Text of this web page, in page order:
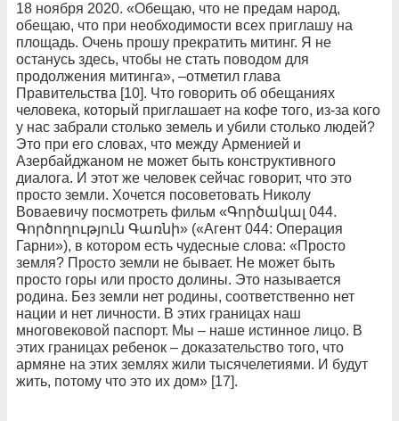
18 ноября 2020. «Обещаю, что не предам народ,
обещаю, что при необходимости всех приглашу на
площадь. Очень прошу прекратить митинг. Я не
останусь здесь, чтобы не стать поводом для
продолжения митинга», –отметил глава
Правительства [10]. Что говорить об обещаниях
человека, который приглашает на кофе того, из-за кого
у нас забрали столько земель и убили столько людей?
Это при его словах, что между Арменией и
Азербайджаном не может быть конструктивного
диалога. И этот же человек сейчас говорит, что это
просто земли. Хочется посоветовать Николу
Воваевичу посмотреть фильм «Գործակալ 044.
Գործողություն Գառնի» («Агент 044: Операция
Гарни»), в котором есть чудесные слова: «Просто
земля? Просто земли не бывает. Не может быть
просто горы или просто долины. Это называется
родина. Без земли нет родины, соответственно нет
нации и нет личности. В этих границах наш
многовековой паспорт. Мы – наше истинное лицо. В
этих границах ребенок – доказательство того, что
армяне на этих землях жили тысячелетиями. И будут
жить, потому что это их дом» [17].